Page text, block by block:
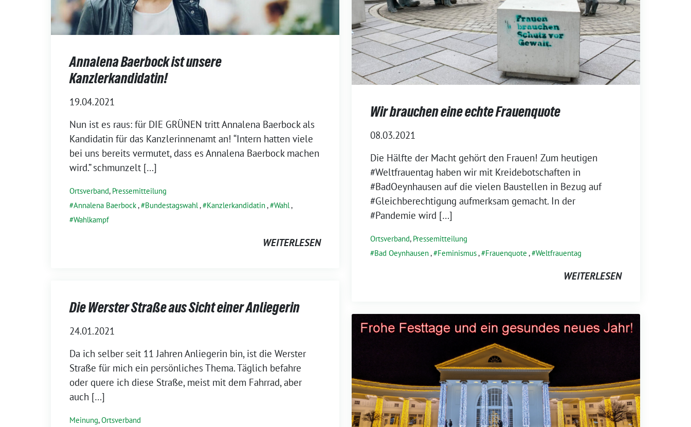
Annalena Baerbock ist unsere
Kanzlerkandidatin!
19.04.2021
Nun ist es raus: für DIE GRÜNEN tritt Annalena Baerbock als
Kandidatin für das Kanzlerinnenamt an! “Intern hatten viele
bei uns bereits vermutet, dass es Annalena Baerbock machen
wird.” schmunzelt […]
Ortsverband, Pressemitteilung
Annalena Baerbock, Bundestagswahl, Kanzlerkandidatin, Wahl,
Wahlkampf
WEITERLESEN
Wir brauchen eine echte Frauenquote
08.03.2021
Die Hälfte der Macht gehört den Frauen! Zum heutigen
#Weltfrauentag haben wir mit Kreidebotschaften in
#BadOeynhausen auf die vielen Baustellen in Bezug auf
#Gleichberechtigung aufmerksam gemacht. In der
#Pandemie wird […]
Ortsverband, Pressemitteilung
Bad Oeynhausen, Feminismus, Frauenquote , Weltfrauentag
WEITERLESEN
Die Werster Straße aus Sicht einer Anliegerin
24.01.2021
Da ich selber seit 11 Jahren Anliegerin bin, ist die Werster
Straße für mich ein persönliches Thema. Täglich befahre
oder quere ich diese Straße, meist mit dem Fahrrad, aber
auch […]
Meinung,Ortsverband